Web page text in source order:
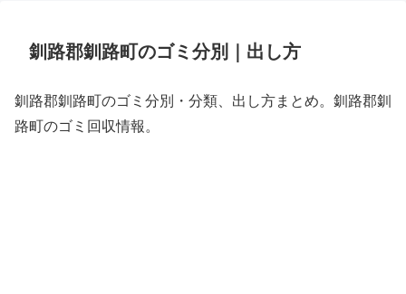
釧路郡釧路町のゴミ分別｜出し方
釧路郡釧路町のゴミ分別・分類、出し方まとめ。釧路郡釧
路町のゴミ回収情報。